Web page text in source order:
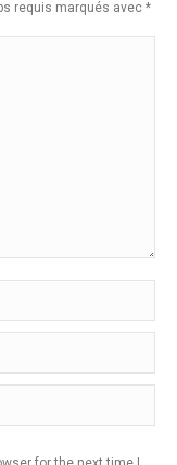
requis marqués avec *